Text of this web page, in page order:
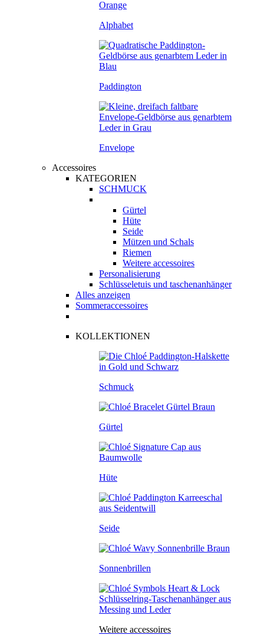
Alphabet
Paddington
Envelope
Accessoires
KATEGORIEN
SCHMUCK
Gürtel
Hüte
Seide
Mützen und Schals
Riemen
Weitere accessoires
Personalisierung
Schlüsseletuis und taschenanhänger
Alles anzeigen
Sommeraccessoires
KOLLEKTIONEN
Schmuck
Gürtel
Hüte
Seide
Sonnenbrillen
Weitere accessoires